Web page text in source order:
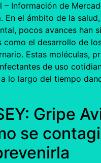
– Información de
En el ámbito de la
pocos avances han
como el desarrollo de
Estas moléculas,
de uso
lo largo del tiempo
Gripe
se